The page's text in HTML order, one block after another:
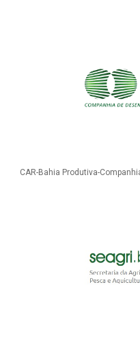
CAR-Bahia Produtiva-